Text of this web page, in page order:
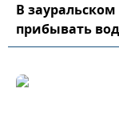
В
прибывать